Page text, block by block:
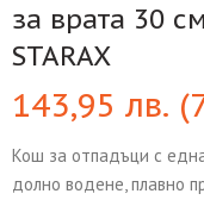
за врата 30
STARAX
143,95лв. (
Кош за отпадъци с
долно водене, плавно